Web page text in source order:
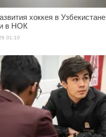
хоккея в Узбекистане
в НОК
01:10